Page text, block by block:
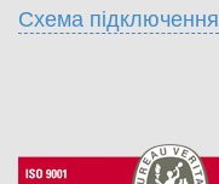
Схема підключення